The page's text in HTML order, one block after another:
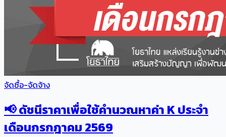
จัดซื้อ-จัดจ้าง
📢 ดัชนีราคาเพื่อใช้คำนวณหาค่า K ประจำ
เดือนกรกฎาคม 2569